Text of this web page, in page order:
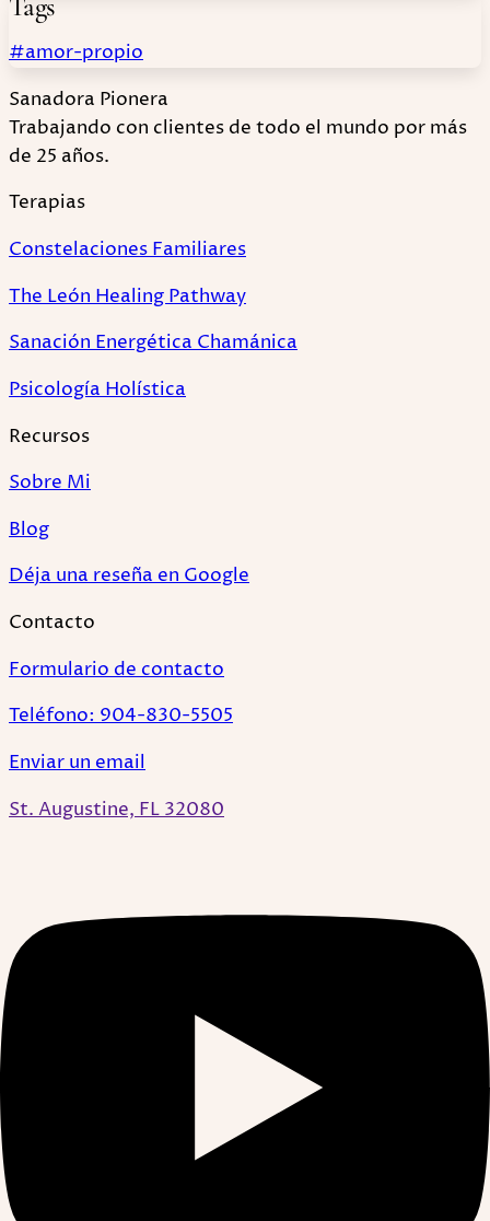
Tags
#amor-propio
Sanadora Pionera
Trabajando con clientes de todo el mundo por más
de 25 años.
Terapias
Constelaciones Familiares
The León Healing Pathway
Sanación Energética Chamánica
Psicología Holística
Recursos
Sobre Mi
Blog
Déja una reseña en Google
Contacto
Formulario de contacto
Teléfono: 904-830-5505
Enviar un email
St. Augustine, FL 32080